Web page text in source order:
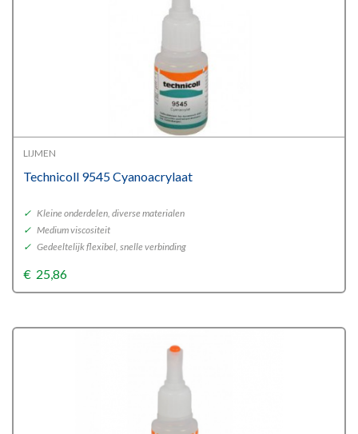
LIJMEN
Technicoll 9545 Cyanoacrylaat
✓ Kleine onderdelen, diverse materialen
✓ Medium viscositeit
✓ Gedeeltelijk flexibel, snelle verbinding
€ 25,86